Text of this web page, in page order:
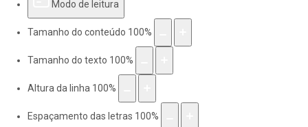
Modo de leitura
Tamanho do conteúdo 100%
Tamanho do texto 100%
Altura da linha 100%
Espaçamento das letras 100%